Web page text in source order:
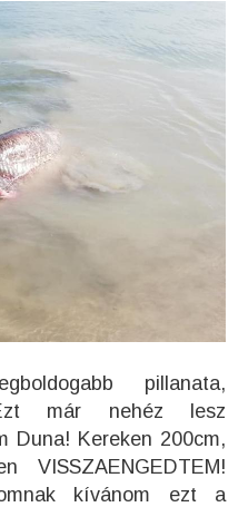
pillanata,
már nehéz lesz
Duna! Kereken 200cm,
VISSZAENGEDTEM!
kívánom ezt a